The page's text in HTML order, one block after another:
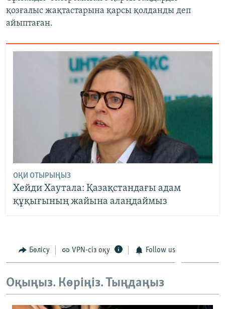
қозғалыс жақтастарына қарсы қолданды деп
айыптаған.
ОҚИ ОТЫРЫҢЫЗ
Хейди Хаутала: Қазақстандағы адам
құқығының жайына алаңдаймыз
Бөлісу VPN-сіз оқу Follow us
Оқыңыз. Көріңіз. Тыңдаңыз